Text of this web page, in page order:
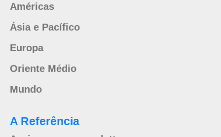
Américas
Ásia e Pacífico
Europa
Oriente Médio
Mundo
A Referência